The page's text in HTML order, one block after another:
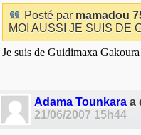
Posté par mamadou
MOI AUSSI JE SUIS DE
Je suis de Guidimaxa Gakoura
Adama Tounkara a
21/06/2007 15h44